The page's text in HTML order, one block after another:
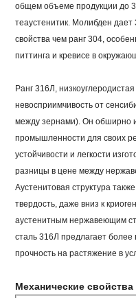
общем объеме продукции до
теаустенитик. Молибден
свойства чем ранг 304,
питтинга и кревисе в
Ранг 316Л,
невосприимчивость от
между зернами). Он обширно
промышленности для своих
устойчивости и легкости
разницы в цене между
Аустенитовая структура
твердость, даже вниз к
аустенитным нержавеющим
сталь 316Л предлагает более
прочность на растяжение в
Механические свойства